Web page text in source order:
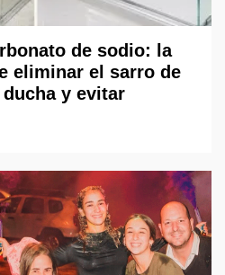
de sodio: la
eliminar el sarro de
y evitar